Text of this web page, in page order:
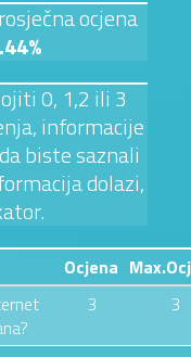
ocjena
0, 1,2 ili 3
informacije
biste saznali
dolazi,
Ocjena
3 3